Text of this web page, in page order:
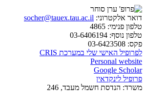
דואר אלקטרוני: socher@tauex.tau.ac.il
טלפון פנימי:
טלפון נוסף:
פקס:
לפרופיל האישי שלי במערכת CRIS
Personal website
Google Scholar
פרופיל לינקדאין
משרד: הנדסת חשמל מעבד, 246